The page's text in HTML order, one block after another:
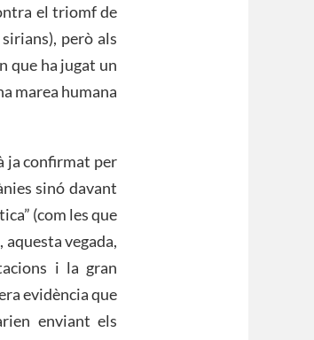
el triomf de
però als
que ha jugat un
marea humana
ja confirmat per
sinó davant
(com les que
vegada,
i la gran
evidència que
enviant els